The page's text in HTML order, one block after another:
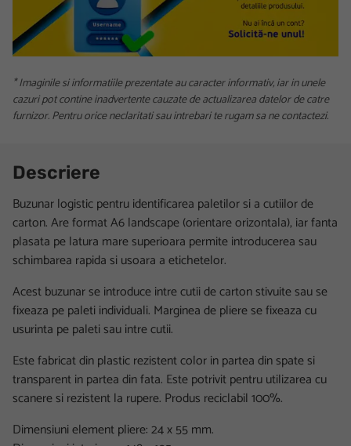
* Imaginile si informatiile prezentate au caracter informativ, iar in unele
cazuri pot contine inadvertente cauzate de actualizarea datelor de catre
furnizor. Pentru orice neclaritati sau intrebari te rugam sa ne contactezi.
Descriere
Buzunar logistic pentru identificarea paletilor si a cutiilor de
carton. Are format A6 landscape (orientare orizontala), iar fanta
plasata pe latura mare superioara permite introducerea sau
schimbarea rapida si usoara a etichetelor.
Acest buzunar se introduce intre cutii de carton stivuite sau se
fixeaza pe paleti individuali. Marginea de pliere se fixeaza cu
usurinta pe paleti sau intre cutii.
Este fabricat din plastic rezistent color in partea din spate si
transparent in partea din fata. Este potrivit pentru utilizarea cu
scanere si rezistent la rupere. Produs reciclabil 100%.
Dimensiuni element pliere: 24 x 55 mm.